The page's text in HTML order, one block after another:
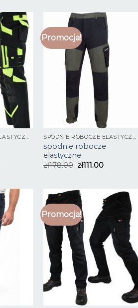
SPODNIE ROBOCZE ELASTYCZNE
Promocja!
SPODNIE ROBOCZE ELASTYCZNE
spodnie robocze
elastyczne
zł178.00 zł111.00
Promocja!